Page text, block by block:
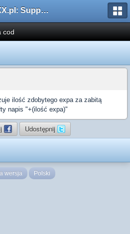
AMXX.pl: Support AMX Mod X i SourceMod
cod
ilość zdobytego expa za zabitą
napis "+(ilość expa)"
Udostępnij
wersja Polski